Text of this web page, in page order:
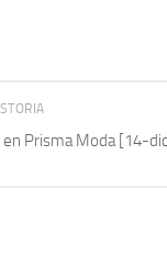
en Prisma Moda [14-